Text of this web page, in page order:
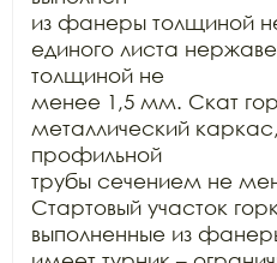
из фанеры толщиной
единого листа
толщиной не
менее 1,5 мм. Скат
металлический
профильной
трубы сечением не
Стартовый участок
выполненные из